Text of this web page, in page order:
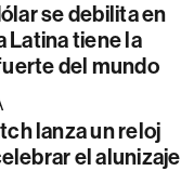
se debilita en
Latina tiene la
del mundo
lanza un reloj
el alunizaje